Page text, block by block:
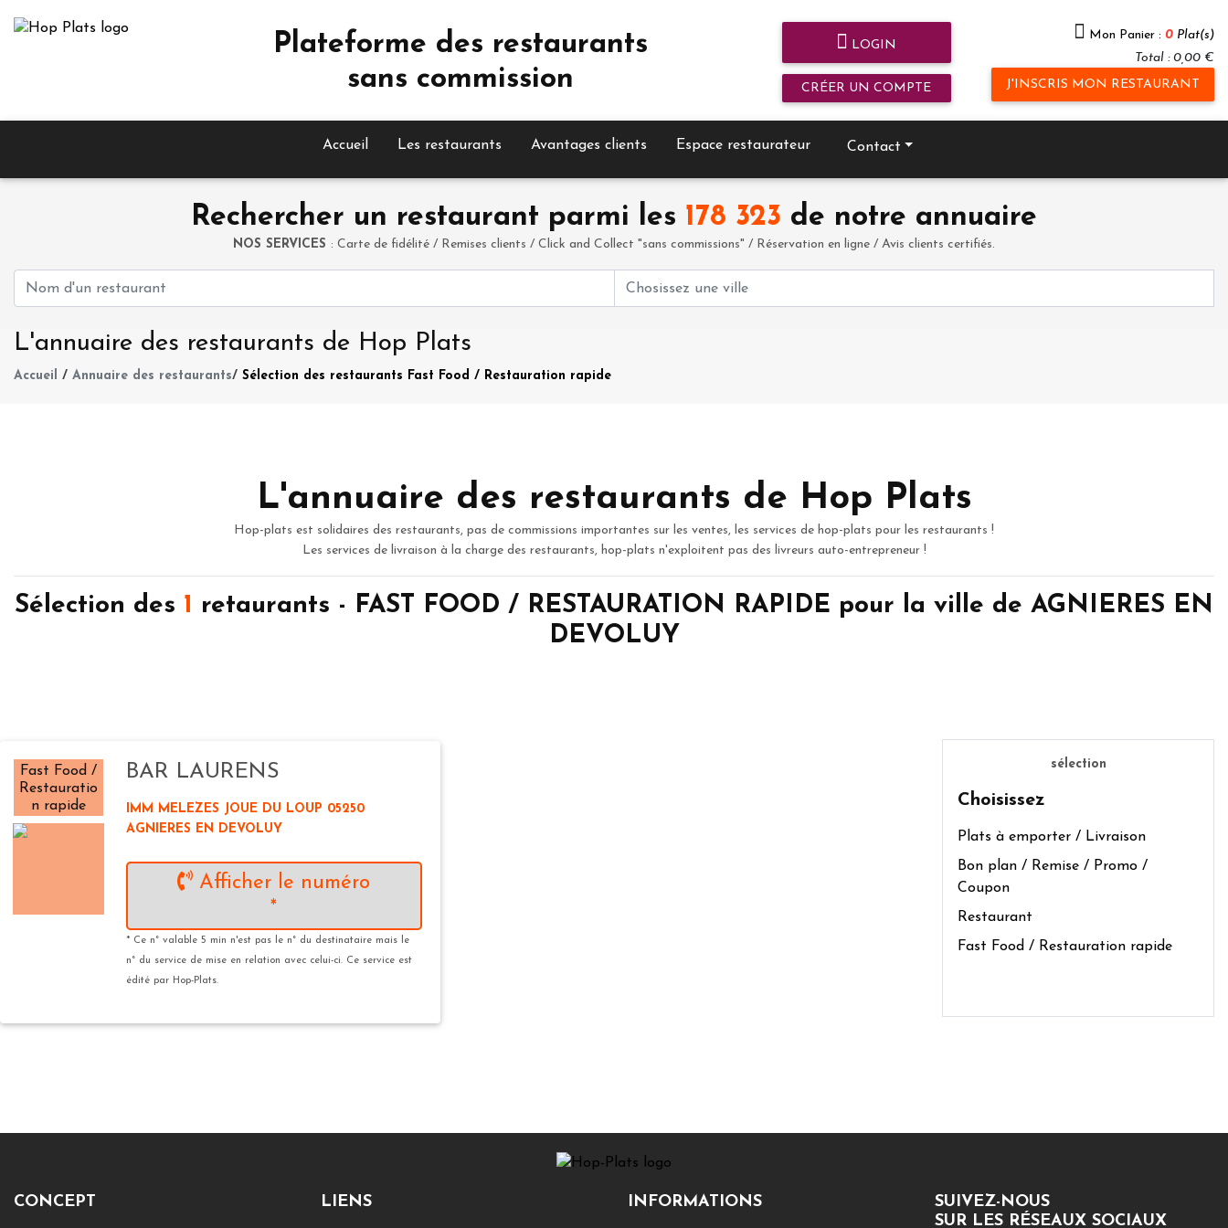
Plateforme des restaurants
sans commission
LOGIN
CRÉER UN COMPTE
Mon Panier : 0 Plat(s)
Total : 0,00 €
J'INSCRIS MON RESTAURANT
Accueil Les restaurants Avantages clients Espace restaurateur Contact
Rechercher un restaurant parmi les 178 323 de notre annuaire
NOS SERVICES : Carte de fidélité / Remises clients / Click and Collect "sans commissions" / Réservation en ligne / Avis clients certifiés.
L'annuaire des restaurants de Hop Plats
Accueil / Annuaire des restaurants/ Sélection des restaurants Fast Food / Restauration rapide
L'annuaire des restaurants de Hop Plats
Hop-plats est solidaires des restaurants, pas de commissions importantes sur les ventes, les services de hop-plats pour les restaurants !
Les services de livraison à la charge des restaurants, hop-plats n'exploitent pas des livreurs auto-entrepreneur !
Sélection des 1 retaurants - FAST FOOD / RESTAURATION RAPIDE pour la ville de AGNIERES EN
DEVOLUY
Fast Food /
Restauratio
n rapide
BAR LAURENS
IMM MELEZES JOUE DU LOUP 05250
AGNIERES EN DEVOLUY
Afficher le numéro
*
* Ce n° valable 5 min n'est pas le n° du destinataire mais le
n° du service de mise en relation avec celui-ci. Ce service est
édité par Hop-Plats.
sélection
Choisissez
Plats à emporter / Livraison
Bon plan / Remise / Promo /
Coupon
Restaurant
Fast Food / Restauration rapide
CONCEPT LIENS INFORMATIONS
SUIVEZ-NOUS
SUR LES RÉSEAUX SOCIAUX